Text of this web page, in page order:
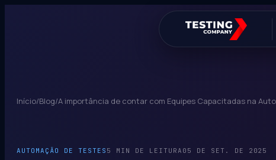
Início/Blog/A importância de contar com Equipes Capacitadas na
AUTOMAÇÃO DE TESTES 5 MIN DE LEITURA 05 DE SET. DE 2025